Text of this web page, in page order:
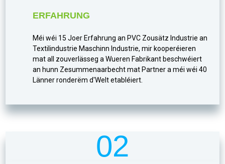
ERFAHRUNG
Méi wéi 15 Joer Erfahrung an PVC Zousätz Industrie an
Textilindustrie Maschinn Industrie, mir kooperéieren
mat all zouverlässeg a Wueren Fabrikant beschwéiert
an hunn Zesummenaarbecht mat Partner a méi wéi 40
Länner ronderëm d'Welt etabléiert.
02